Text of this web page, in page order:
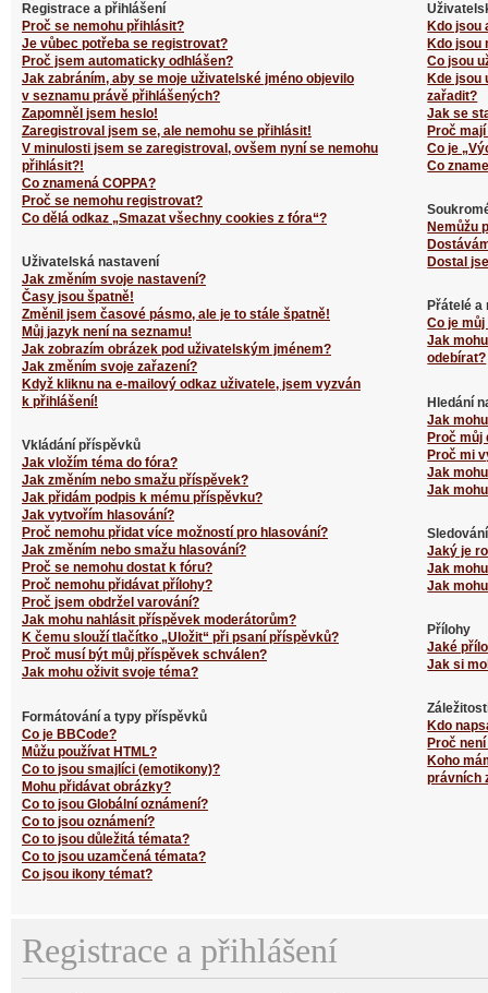
Registrace a přihlášení
Proč se nemohu přihlásit?
Je vůbec potřeba se registrovat?
Proč jsem automaticky odhlášen?
Jak zabráním, aby se moje uživatelské jméno objevilo
v seznamu právě přihlášených?
Zapomněl jsem heslo!
Zaregistroval jsem se, ale nemohu se přihlásit!
V minulosti jsem se zaregistroval, ovšem nyní se nemohu
přihlásit?!
Co znamená COPPA?
Proč se nemohu registrovat?
Co dělá odkaz „Smazat všechny cookies z fóra“?
Uživatelská nastavení
Jak změním svoje nastavení?
Časy jsou špatně!
Změnil jsem časové pásmo, ale je to stále špatně!
Můj jazyk není na seznamu!
Jak zobrazím obrázek pod uživatelským jménem?
Jak změním svoje zařazení?
Když kliknu na e-mailový odkaz uživatele, jsem vyzván
k přihlášení!
Vkládání příspěvků
Jak vložím téma do fóra?
Jak změním nebo smažu příspěvek?
Jak přidám podpis k mému příspěvku?
Jak vytvořím hlasování?
Proč nemohu přidat více možností pro hlasování?
Jak změním nebo smažu hlasování?
Proč se nemohu dostat k fóru?
Proč nemohu přidávat přílohy?
Proč jsem obdržel varování?
Jak mohu nahlásit příspěvek moderátorům?
K čemu slouží tlačítko „Uložit“ při psaní příspěvků?
Proč musí být můj příspěvek schválen?
Jak mohu oživit svoje téma?
Formátování a typy příspěvků
Co je BBCode?
Můžu používat HTML?
Co to jsou smajlíci (emotikony)?
Mohu přidávat obrázky?
Co to jsou Globální oznámení?
Co to jsou oznámení?
Co to jsou důležitá témata?
Co to jsou uzamčená témata?
Co jsou ikony témat?
Kdo jsou
Kdo jsou
Co jsou
Kde jsou
zařadit?
Jak se
Proč
Co je
Co
Nemůžu
Dostal
Přátelé a
Co je
Jak
odebírat?
Hledání
Jak
Proč můj
Proč mi
Jak
Jak
Jaký je
Jak
Jak
Přílohy
Jaké
Jak si
Kdo
Proč
Koho
právních
Registrace a přihlášení